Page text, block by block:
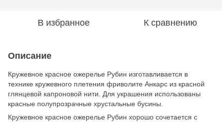
В избранное К сравнению
Описание
Кружевное красное ожерелье Рубин изготавливается в
технике кружевного плетения фриволите Анкарс из красной
глянцевой капроновой нити. Для украшения использованы
красные полупрозрачные хрустальные бусины.
Кружевное красное ожерелье Рубин хорошо сочетается с